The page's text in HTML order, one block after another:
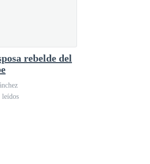
rebelde del
leídos